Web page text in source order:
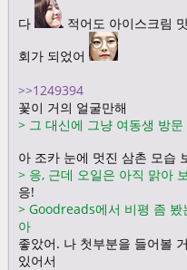
다
적어도 아이스크림
회가 되었어
>>1249394
꽃이 거의 얼굴만해
> 그 대신에 그냥 여동생 방문
아 조카 눈에 멋진 삼촌 모습
> 응, 근데 오일은 아직 맑아
응!
> Goodreads에서 비평 좀 봤
아
좋았어. 나 첫부분을 들어볼
있어서